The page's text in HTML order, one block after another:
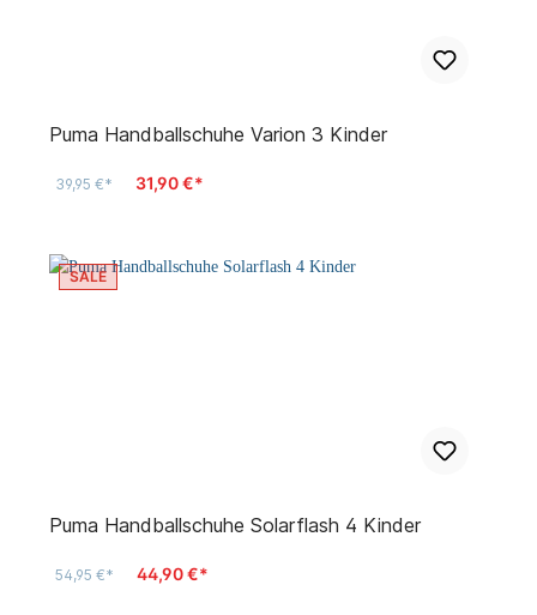
Puma Handballschuhe Varion 3 Kinder
39,95 €* 31,90 €*
SALE
Puma Handballschuhe Solarflash 4 Kinder
54,95 €* 44,90 €*